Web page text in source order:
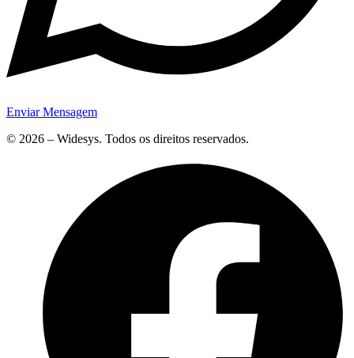
Enviar Mensagem
© 2026 – Widesys. Todos os direitos reservados.